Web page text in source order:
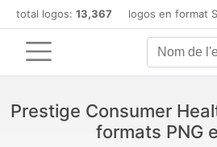
total logos: 13,367 logos en format
Prestige Consumer
formats PNG